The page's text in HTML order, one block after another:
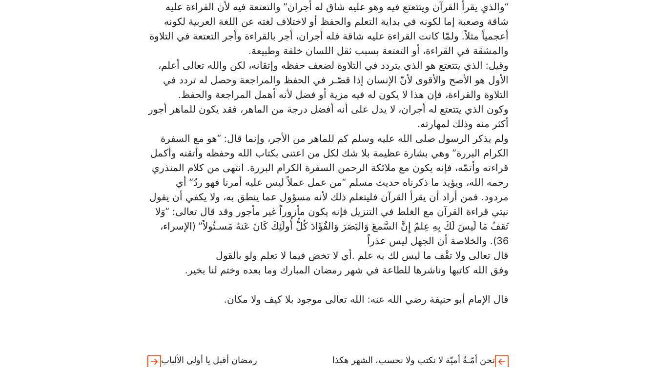
“والذي يقرأ القرآن ويتتعتع فيه وهو عليه شاق له أجران” والتعتعة فيه ‏لأن القراءة عليه
شاقة وصعبة إما لكونه في بداية التعلم والحفظ أو لاختلاف ‏لغته عن اللغة العربية لكونه
أعجمياً مثلاً. ولمّا كانت القراءة عليه شاقة فله ‏أجران، أجر بالقراءة وأجر التعتعة في التلاوة
والمشقة في القراءة، أو التعتعة ‏بسبب ثقل اللسان خلقة وطبيعة.‏
وقيل: الذي يتتعتع هو الذي يتردد في التلاوة لضعف حفظه وإتقانه، لكن والله ‏تعالى أعلم،
الأول هو الأصح والأقوى لأنّ الإنسان إذا قصّـر في الحفظ ‏والمراجعة وحصل له تردد في
التلاوة والقراءة، فإن هذا لا يكون له فيه مزية ‏أو فضل لأنه أهمل المراجعة والحفظ.‏
وكون الذي يتتعتع له أجران، لا يدل على أنه أفضل درجة من الماهر، فقد ‏يكون للماهر أجور
أكثر منه وذلك لمهارته.‏
ولم يذكر الرسول صلى الله عليه وسلم كم للماهر من الأجر، وإنما قال: “هو ‏مع السفرة
الكرام البررة” وهي بشارة عظيمة بلا شك لكل من اعتنى بكتاب ‏الله وحفظه وأتقنه وأكمل
قراءته وأتمّه، فإنه يكون مع ملائكة الرحمن السفرة ‏الكرام البررة. انتهى من كلام المنذري
رحمه الله، ويؤيد ما ذكرناه حديث ‏مسلم “من عمل عملاً ليس عليه أمرنا فهو ردّ” أي
مردود. فمن أراد أن يقرأ ‏القرآن فليتعلم ذلك لأنه مسؤول عما ينطق به، ولا يكفي أن يقول
نيتي قراءة ‏القرآن مع الغلط في التنزيل فإنه يكون مأزوراً غير مأجور وقد قال تعالى: ‏‏”وَلا
تَقفُ مَا لَيسَ لَكَ بِهِ عِلمٌ إِنَّ السَّمعَ وَالبَصَرَ وَالفُؤَادَ كُلُّ أُولَئِكَ كَانَ عَنهُ ‏مَسـئُولاً” (الإسراء،
36). والخلاصة أن الجهل ليس عذراً
قال تعالى ولا تقْف ما ليس لك به علم .أي لا تخض فيما لا تعلم ولو بالقول
وفق الله كاتبها ‏وناشرها للطاعة في شهر رمضان المبارك وما بعده وختم لنا بخير.
قال الإمام أبو حنيفة رضي الله عنه: الله تعالى موجود بلا كيف ولا مكان.‏
نحن أمّـةٌ أميّة لا نكتب ولا نحسب، الشهر هكذا
رمضان أقبل يا أولي الألباب